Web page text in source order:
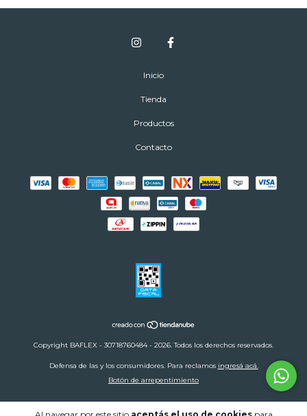
Inicio
Tienda
Productos
Contacto
Copyright BAFLEX - 30718760484 - 2026. Todos los derechos reservados.
Defensa de las y los consumidores. Para reclamos ingresá acá.
Botón de arrepentimiento